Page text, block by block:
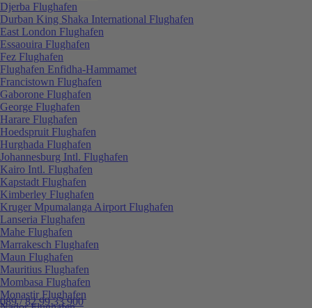
089 / 82 99 33 900
Djerba Flughafen
Durban King Shaka International Flughafen
East London Flughafen
Essaouira Flughafen
Fez Flughafen
Flughafen Enfidha-Hammamet
Francistown Flughafen
Gaborone Flughafen
George Flughafen
Harare Flughafen
Hoedspruit Flughafen
Hurghada Flughafen
Johannesburg Intl. Flughafen
Kairo Intl. Flughafen
Kapstadt Flughafen
Kimberley Flughafen
Kruger Mpumalanga Airport Flughafen
Lanseria Flughafen
Mahe Flughafen
Marrakesch Flughafen
Maun Flughafen
Mauritius Flughafen
Mombasa Flughafen
Monastir Flughafen